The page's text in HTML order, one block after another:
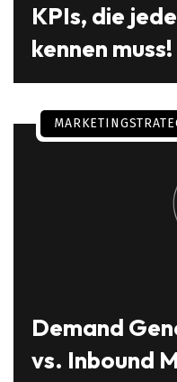
KPIs, die
kennen muss!
Demand
vs. Inbound